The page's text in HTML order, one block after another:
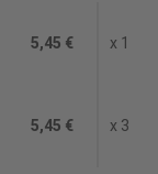
5,45 € x 1
5,45 € x 3